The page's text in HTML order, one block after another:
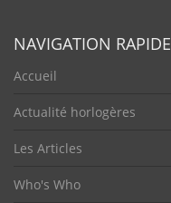
NAVIGATION RAPIDE
Accueil
Actualité horlogères
Les Articles
Who's Who